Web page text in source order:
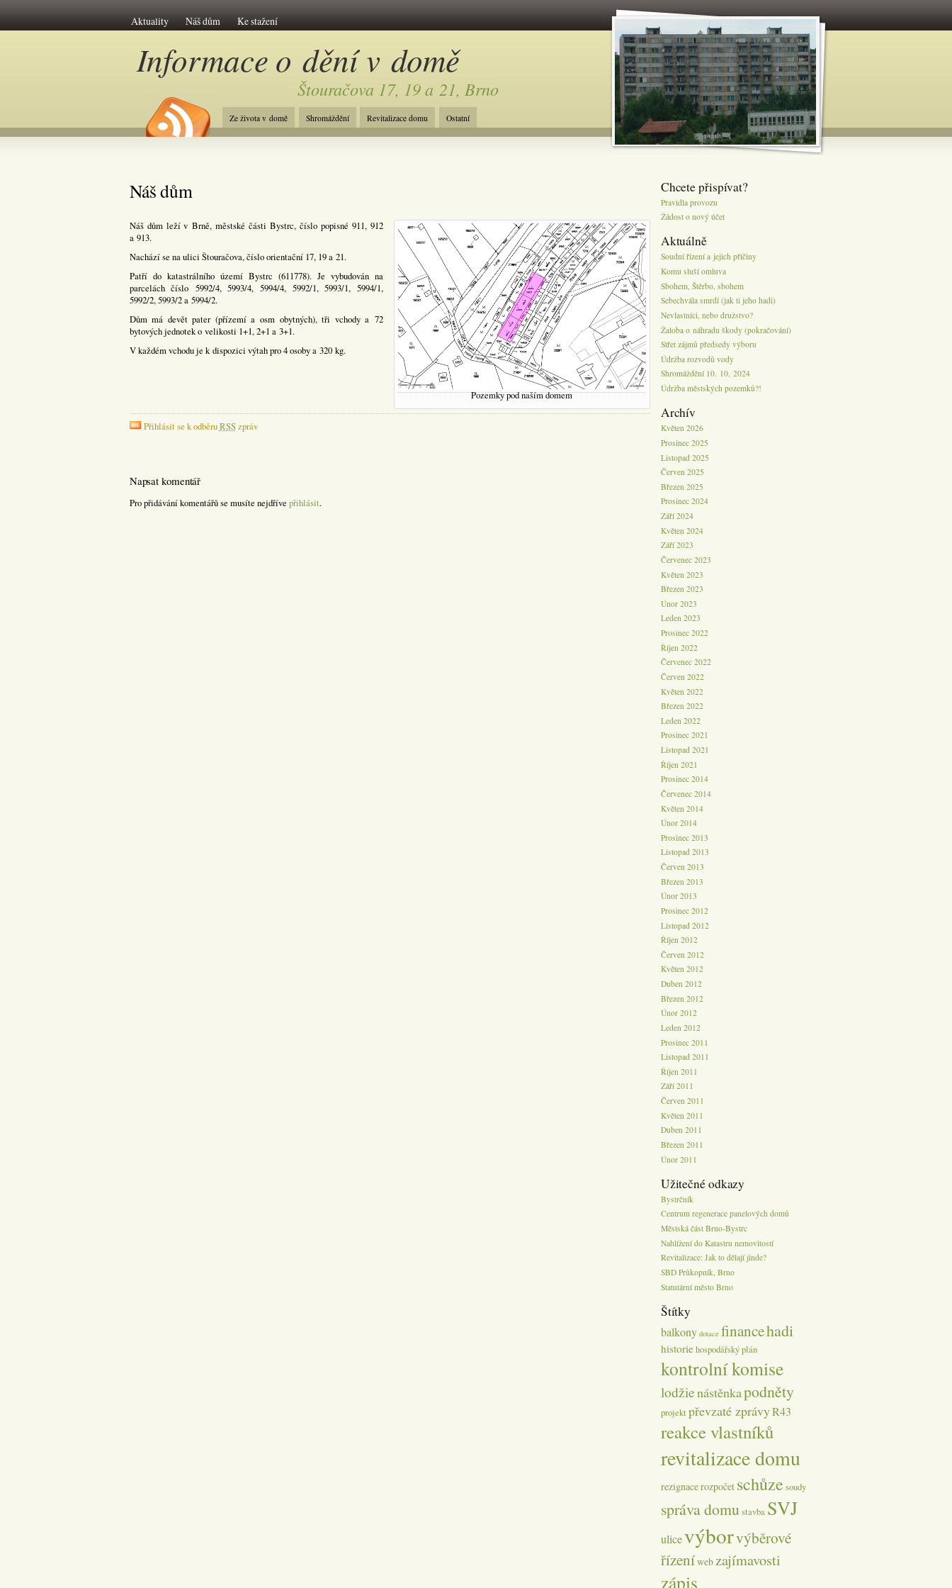
Aktuality Náš dům Ke stažení
Informace o dění v domě
Štouračova 17, 19 a 21, Brno
Ze života v domě Shromáždění Revitalizace domu Ostatní
Náš dům
Pozemky pod naším domem
Náš dům leží v Brně, městské části Bystrc, číslo popisné 911, 912
a 913.
Nachází se na ulici Štouračova, číslo orientační 17, 19 a 21.
Patří do katastrálního území Bystrc (611778). Je vybudován na
parcelách číslo 5992/4, 5993/4, 5994/4, 5992/1, 5993/1, 5994/1,
5992/2, 5993/2 a 5994/2.
Dům má devět pater (přízemí a osm obytných), tři vchody a 72
bytových jednotek o velikosti 1+1, 2+1 a 3+1.
V každém vchodu je k dispozici výtah pro 4 osoby a 320 kg.
Přihlásit se k odběruRSSzpráv
Napsat komentář
Pro přidávání komentářů se musíte nejdříve přihlásit.
Chcete přispívat?
Pravidla provozu
Žádost o nový účet
Aktuálně
Soudní řízení a jejich příčiny
Komu sluší omluva
Sbohem, Štěrbo, sbohem
Sebechvála smrdí (jak ti jeho hadi)
Nevlastníci, nebo družstvo?
Žaloba o náhradu škody (pokračování)
Střet zájmů předsedy výboru
Údržba rozvodů vody
Shromáždění 10. 10. 2024
Údržba městských pozemků?!
Archív
Květen 2026
Prosinec 2025
Listopad 2025
Červen 2025
Březen 2025
Prosinec 2024
Září 2024
Květen 2024
Září 2023
Červenec 2023
Květen 2023
Březen 2023
Únor 2023
Leden 2023
Prosinec 2022
Říjen 2022
Červenec 2022
Červen 2022
Květen 2022
Březen 2022
Leden 2022
Prosinec 2021
Listopad 2021
Říjen 2021
Prosinec 2014
Červenec 2014
Květen 2014
Únor 2014
Prosinec 2013
Listopad 2013
Červen 2013
Březen 2013
Únor 2013
Prosinec 2012
Listopad 2012
Říjen 2012
Červen 2012
Květen 2012
Duben 2012
Březen 2012
Únor 2012
Leden 2012
Prosinec 2011
Listopad 2011
Říjen 2011
Září 2011
Červen 2011
Květen 2011
Duben 2011
Březen 2011
Únor 2011
Užitečné odkazy
Bystrčník
Centrum regenerace panelových domů
Městská část Brno-Bystrc
Nahlížení do Katastru nemovitostí
Revitalizace: Jak to dělají jinde?
SBD Průkopník, Brno
Statutární město Brno
Štítky
balkony dotace financehadi
historiehospodářský plán
kontrolní komise
lodžienástěnkapodněty
projektpřevzaté zprávyR43
reakce vlastníků
revitalizace domu
rezignacerozpočet schůze soudy
správa domu stavba SVJ
ulicevýborvýběrové
řízeníwebzajímavosti
zápis